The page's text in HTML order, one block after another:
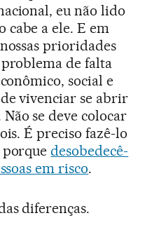
eu não lido
cabe a ele. E em
prioridades
de falta
social e
vivenciar se abrir
se deve colocar
É preciso fazê-lo
porquedesobedecê-
em risco.
diferenças.